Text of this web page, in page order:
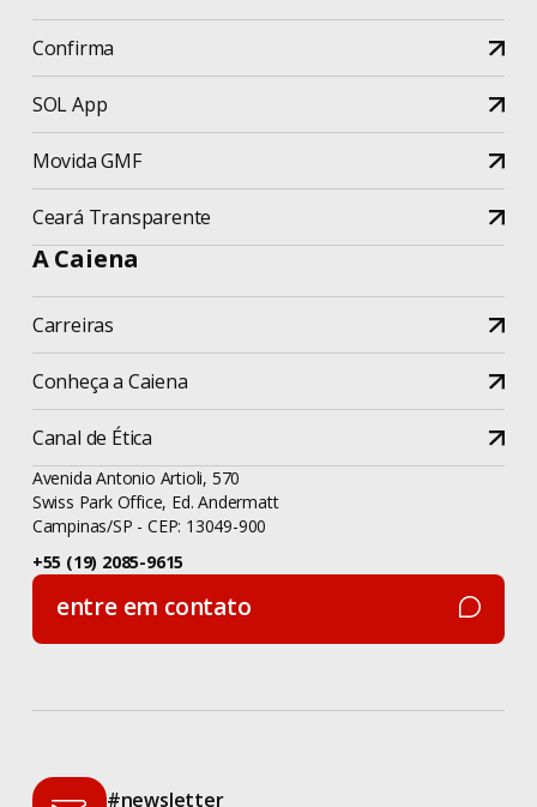
Confirma
SOL App
Movida GMF
Ceará Transparente
A Caiena
Carreiras
Conheça a Caiena
Canal de Ética
Avenida Antonio Artioli, 570
Swiss Park Office, Ed. Andermatt
Campinas/SP - CEP: 13049-900
+55 (19) 2085-9615
entre em contato
entre em contato
#newsletter